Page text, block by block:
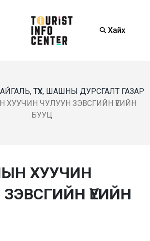
Хайх
ТҮҮХ, ШАШНЫ ДУРСГАЛТ ГАЗАР
ХУУЧИН ЧУЛУУН ЗЭВСГИЙН ҮЕИЙН
БУУЦ
ХУУЧИН
ҮЕИЙН